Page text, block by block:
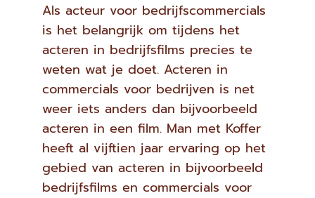
Als acteur voor bedrijfscommercials
is het belangrijk om tijdens het
acteren in bedrijfsfilms precies te
weten wat je doet. Acteren in
commercials voor bedrijven is net
weer iets anders dan bijvoorbeeld
acteren in een film. Man met Koffer
heeft al vijftien jaar ervaring op het
gebied van acteren in bijvoorbeeld
bedrijfsfilms en commercials voor